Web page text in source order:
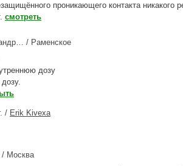
проникающего контакта никакого
смотреть
/ Раменское
дозу
/ Erik Kivexa
/ Москва